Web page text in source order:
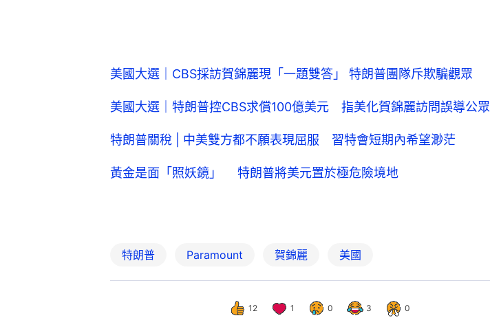
美國大選｜CBS採訪賀錦麗現「一題雙答」 特朗普團隊斥欺騙觀眾
美國大選｜特朗普控CBS求償100億美元 指美化賀錦麗訪問誤導公眾
特朗普關稅 | 中美雙方都不願表現屈服 習特會短期內希望渺茫
黃金是面「照妖鏡」 特朗普將美元置於極危險境地
特朗普 Paramount 賀錦麗 美國
12 1 0 3 0